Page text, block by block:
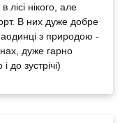
лісі нікого, але
В них дуже добре
з природою -
дуже гарно
до зустрічі)